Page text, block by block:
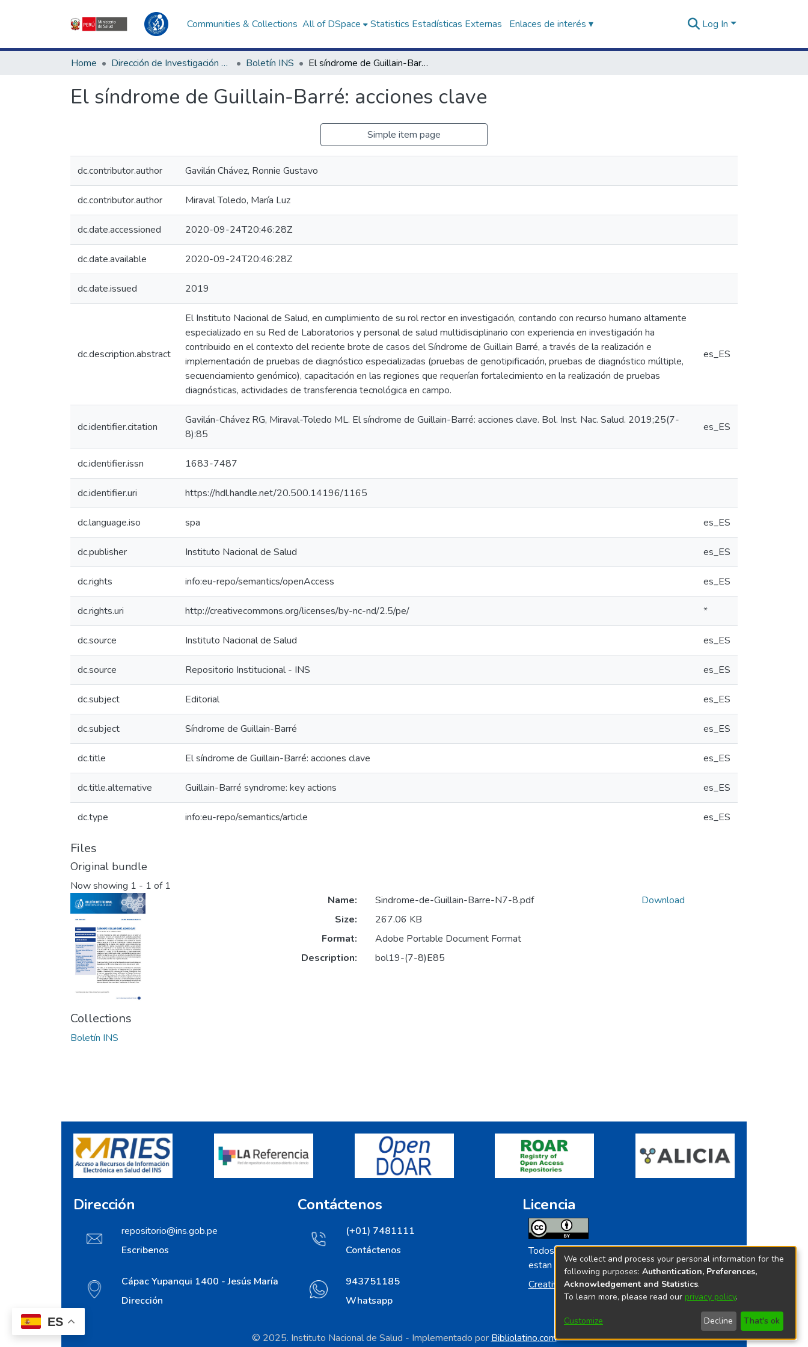
ES
Communities & Collections All of DSpace Statistics Estadísticas Externas Enlaces de interés ▾ Log In
Home Dirección de Investigación e Innovación en Salud Boletín INS El síndrome de Guillain-Barré: acciones clave
El síndrome de Guillain-Barré: acciones clave
Simple item page
dc.contributor.author Gavilán Chávez, Ronnie Gustavo
dc.contributor.author Miraval Toledo, María Luz
dc.date.accessioned 2020-09-24T20:46:28Z
dc.date.available 2020-09-24T20:46:28Z
dc.date.issued 2019
dc.description.abstract
El Instituto Nacional de Salud, en cumplimiento de su rol rector en investigación, contando con recurso humano altamente
especializado en su Red de Laboratorios y personal de salud multidisciplinario con experiencia en investigación ha
contribuido en el contexto del reciente brote de casos del Síndrome de Guillain Barré, a través de la realización e
implementación de pruebas de diagnóstico especializadas (pruebas de genotipificación, pruebas de diagnóstico múltiple,
secuenciamiento genómico), capacitación en las regiones que requerían fortalecimiento en la realización de pruebas
diagnósticas, actividades de transferencia tecnológica en campo.
es_ES
dc.identifier.citation
Gavilán-Chávez RG, Miraval-Toledo ML. El síndrome de Guillain-Barré: acciones clave. Bol. Inst. Nac. Salud. 2019;25(7-
8):85
es_ES
dc.identifier.issn 1683-7487
dc.identifier.uri https://hdl.handle.net/20.500.14196/1165
dc.language.iso spa es_ES
dc.publisher Instituto Nacional de Salud es_ES
dc.rights info:eu-repo/semantics/openAccess es_ES
dc.rights.uri http://creativecommons.org/licenses/by-nc-nd/2.5/pe/ *
dc.source Instituto Nacional de Salud es_ES
dc.source Repositorio Institucional - INS es_ES
dc.subject Editorial es_ES
dc.subject Síndrome de Guillain-Barré es_ES
dc.title El síndrome de Guillain-Barré: acciones clave es_ES
dc.title.alternative Guillain-Barré syndrome: key actions es_ES
dc.type info:eu-repo/semantics/article es_ES
Files
Original bundle
Now showing 1 - 1 of 1
Name:
Sindrome-de-Guillain-Barre-N7-8.pdf
Size:
267.06 KB
Format:
Adobe Portable Document Format
Description:
bol19-(7-8)E85
Download
Collections
Boletín INS
Dirección
repositorio@ins.gob.pe
Escribenos
Cápac Yupanqui 1400 - Jesús María
Dirección
Contáctenos
(+01) 7481111
Contáctenos
943751185
Whatsapp
Licencia
Todos los contenidos de repositorio.ins.gob.pe
estan licenciados bajo
Creative Commoms License
© 2025. Instituto Nacional de Salud - Implementado por Bibliolatino.com
We collect and process your personal information for the
following purposes: Authentication, Preferences,
Acknowledgement and Statistics.
To learn more, please read our privacy policy.
Customize Decline That's ok